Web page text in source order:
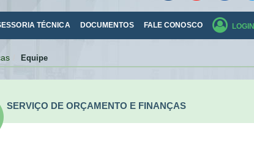
TÉCNICA DOCUMENTOS FALE CONOSCO LOGIN
Equipe
SERVIÇO DE ORÇAMENTO E FINANÇAS